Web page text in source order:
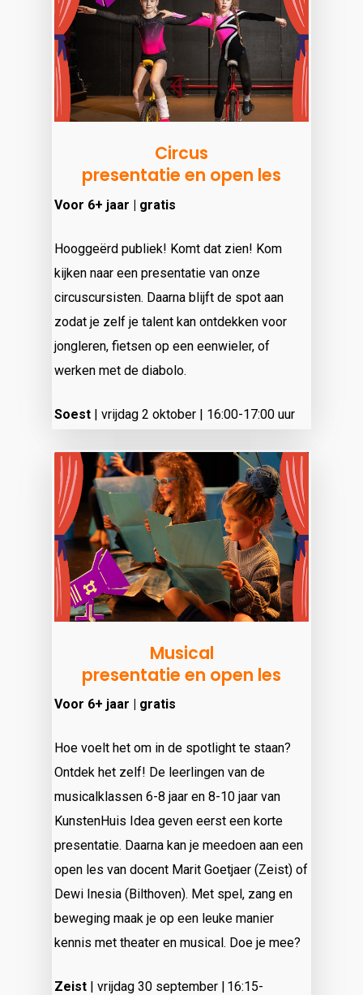
Circus
presentatie en open les
Voor 6+ jaar | gratis
Hooggeërd publiek! Komt dat zien! Kom
kijken naar een presentatie van onze
circuscursisten. Daarna blijft de spot aan
zodat je zelf je talent kan ontdekken voor
jongleren, fietsen op een eenwieler, of
werken met de diabolo.
Soest |vrijdag 2 oktober | 16:00-17:00 uur
Musical
presentatie en open les
Voor 6+ jaar | gratis
Hoe voelt het om in de spotlight te staan?
Ontdek het zelf! De leerlingen van de
musicalklassen 6-8 jaar en 8-10 jaar van
KunstenHuis Idea geven eerst een korte
presentatie. Daarna kan je meedoen aan een
open les van docent Marit Goetjaer (Zeist) of
Dewi Inesia (Bilthoven). Met spel, zang en
beweging maak je op een leuke manier
kennis met theater en musical. Doe je mee?
Zeist | vrijdag 30 september | 16:15-